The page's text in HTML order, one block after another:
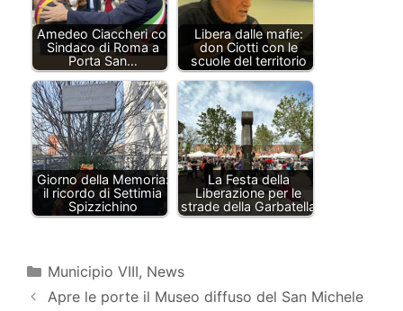
Amedeo Ciaccheri col
Sindaco di Roma a
Porta San…
Libera dalle mafie:
don Ciotti con le
scuole del territorio
Giorno della Memoria:
il ricordo di Settimia
Spizzichino
La Festa della
Liberazione per le
strade della Garbatella
Categorie
Municipio VIII, News
Apre le porte il Museo diffuso del San Michele